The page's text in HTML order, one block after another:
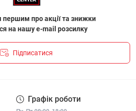
першим про акції та знижки
на нашу e-mail розсилку
Підписатися
Графік роботи